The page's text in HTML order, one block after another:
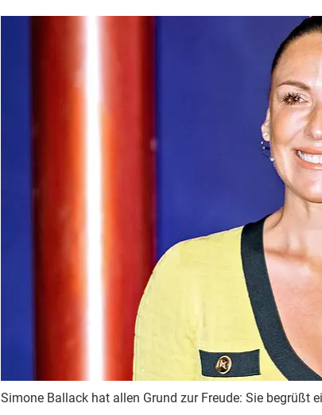
Simone Ballack hat allen Grund zur Freude: Sie begrüßt